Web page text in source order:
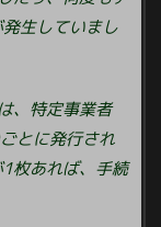
生していまし
、特定事業者
とに発行され
枚あれば、手続